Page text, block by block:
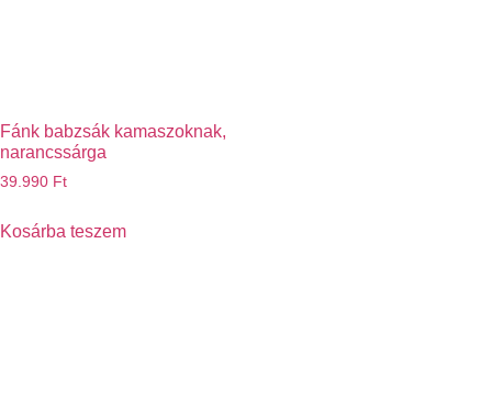
Fánk babzsák kamaszoknak,
narancssárga
39.990 Ft
Kosárba teszem